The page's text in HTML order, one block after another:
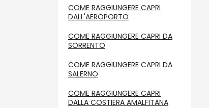
COME RAGGIUNGERE CAPRI
DALL'AEROPORTO
COME RAGGIUNGERE CAPRI DA
SORRENTO
COME RAGGIUNGERE CAPRI DA
SALERNO
COME RAGGIUNGERE CAPRI
DALLA COSTIERA AMALFITANA